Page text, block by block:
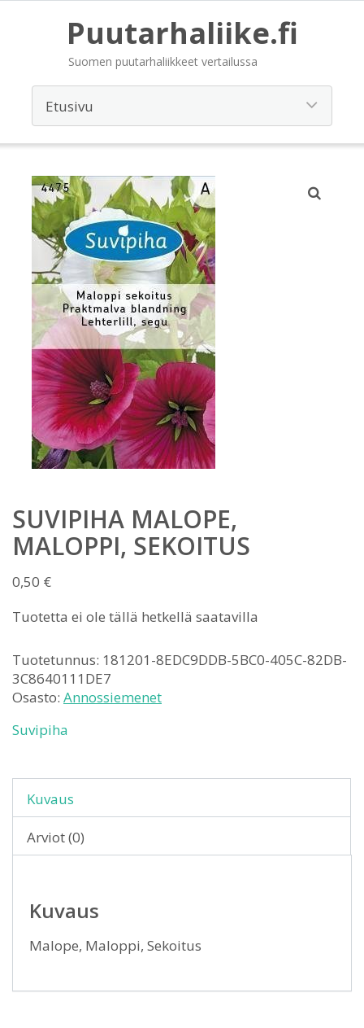
Puutarhaliike.fi
Suomen puutarhaliikkeet vertailussa
SUVIPIHA MALOPE,
MALOPPI, SEKOITUS
0,50 €
Tuotetta ei ole tällä hetkellä saatavilla
Tuotetunnus: 181201-8EDC9DDB-5BC0-405C-82DB-
3C8640111DE7
Osasto: Annossiemenet
Suvipiha
Kuvaus
Arviot (0)
Kuvaus
Malope, Maloppi, Sekoitus